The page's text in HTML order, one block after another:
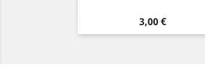
Prix
3,00 €